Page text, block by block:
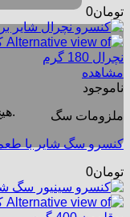
هیچ محصولی در سبد خرید نیست.
تومان0
مشاهده
ناموجود
ملزومات سگ
کنسرو سگ شایر با طعم
تومان0